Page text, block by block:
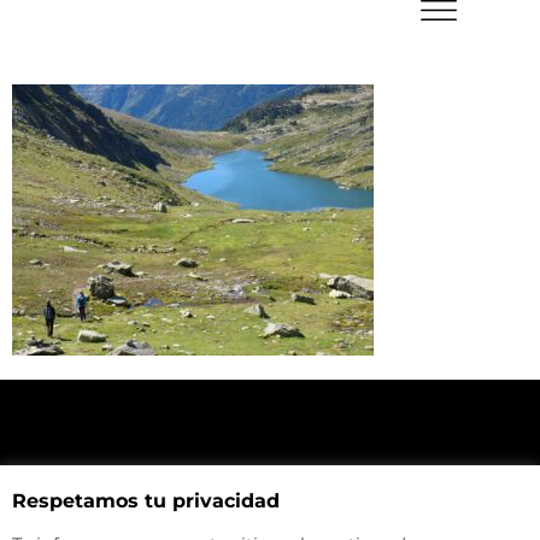
Haz click aquí y mira como llegar a la tienda
Respetamos tu privacidad